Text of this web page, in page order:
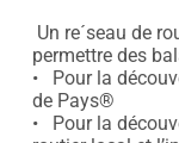
permettre des
•   Pour la
de Pays®
•   Pour la